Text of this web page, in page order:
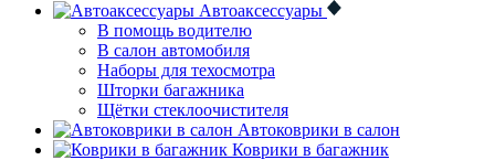
Автоаксессуары
В помощь водителю
В салон автомобиля
Наборы для техосмотра
Шторки багажника
Щётки стеклоочистителя
Автоковрики в салон
Коврики в багажник